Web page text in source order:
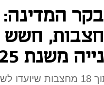
חשש
משנת 2025